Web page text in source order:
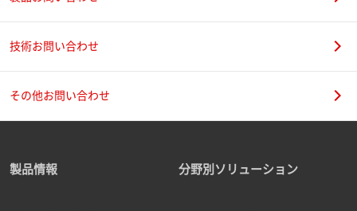
技術お問い合わせ
その他お問い合わせ
製品情報 分野別ソリューション